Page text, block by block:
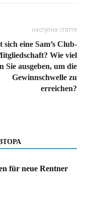
наступна стаття
sich eine Sam’s Club-
Wie viel
Sie ausgeben, um die
Gewinnschwelle zu
erreichen?
für neue Rentner